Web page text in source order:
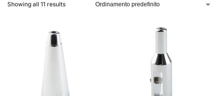
Showing all 11 results